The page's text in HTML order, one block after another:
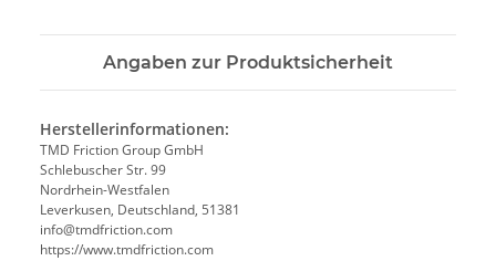
Angaben zur Produktsicherheit
Herstellerinformationen:
TMD Friction Group GmbH
Schlebuscher Str. 99
Nordrhein-Westfalen
Leverkusen, Deutschland, 51381
info@tmdfriction.com
https://www.tmdfriction.com